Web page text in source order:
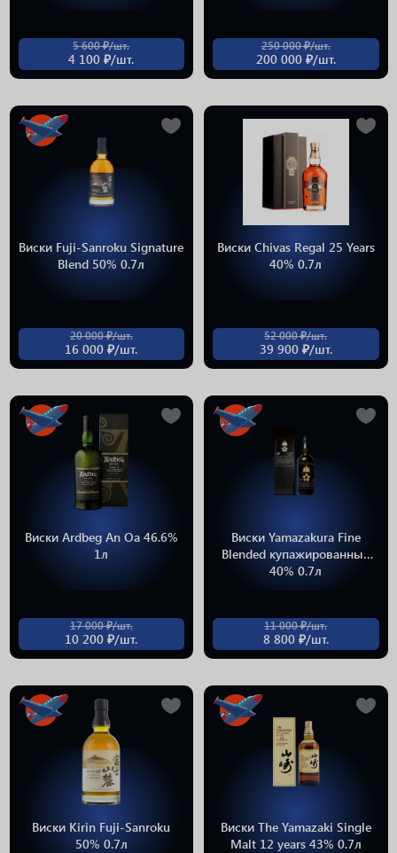
5 600 ₽/шт.
4 100 ₽/шт.
250 000 ₽/шт.
200 000 ₽/шт.
Виски Fuji-Sanroku Signature
Blend 50% 0.7л
20 000 ₽/шт.
16 000 ₽/шт.
Виски Chivas Regal 25 Years
40% 0.7л
52 000 ₽/шт.
39 900 ₽/шт.
Виски Ardbeg An Oa 46.6%
1л
17 000 ₽/шт.
10 200 ₽/шт.
Виски Yamazakura Fine
Blended купажированный
40% 0.7л
11 000 ₽/шт.
8 800 ₽/шт.
Виски Kirin Fuji-Sanroku
50% 0.7л
Виски The Yamazaki Single
Malt 12 years 43% 0.7л